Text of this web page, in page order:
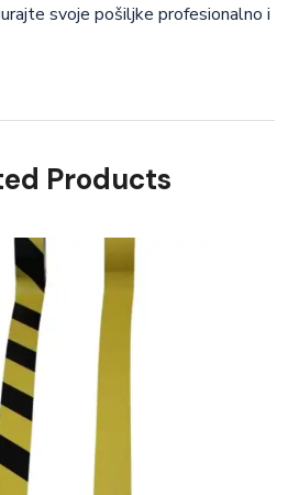
svoje pošiljke profesionalno i
Products